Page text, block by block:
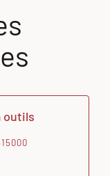
outils